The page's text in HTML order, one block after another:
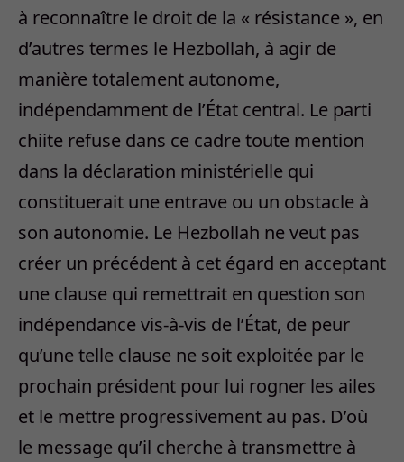
à reconnaître le droit de la « résistance », en
d’autres termes le Hezbollah, à agir de
manière totalement autonome,
indépendamment de l’État central. Le parti
chiite refuse dans ce cadre toute mention
dans la déclaration ministérielle qui
constituerait une entrave ou un obstacle à
son autonomie. Le Hezbollah ne veut pas
créer un précédent à cet égard en acceptant
une clause qui remettrait en question son
indépendance vis-à-vis de l’État, de peur
qu’une telle clause ne soit exploitée par le
prochain président pour lui rogner les ailes
et le mettre progressivement au pas. D’où
le message qu’il cherche à transmettre à